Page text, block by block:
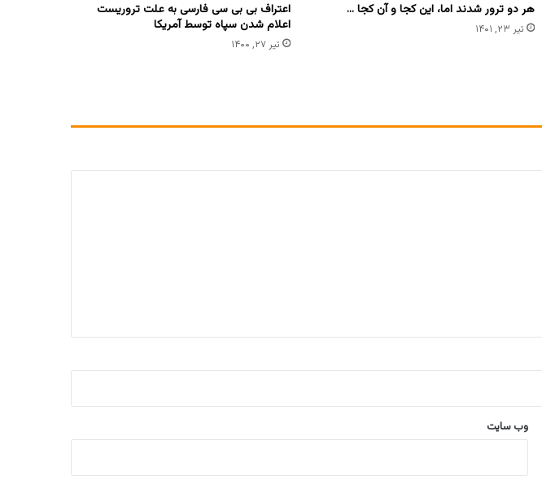
هر دو ترور شدند اما، این کجا و آن کجا …
تیر ۲۳, ۱۴۰۱
اعتراف بی بی سی فارسی به علت تروریست
اعلام شدن سپاه توسط آمریکا
تیر ۲۷, ۱۴۰۰
وب‌ سایت